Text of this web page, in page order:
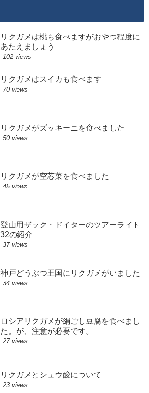
リクガメは桃も食べますがおやつ程度に
あたえましょう
102 views
リクガメはスイカも食べます
70 views
リクガメがズッキーニを食べました
50 views
リクガメが空芯菜を食べました
45 views
登山用ザック・ドイターのツアーライト
32の紹介
37 views
神戸どうぶつ王国にリクガメがいました
34 views
ロシアリクガメが絹ごし豆腐を食べまし
た。が、注意が必要です。
27 views
リクガメとシュウ酸について
23 views